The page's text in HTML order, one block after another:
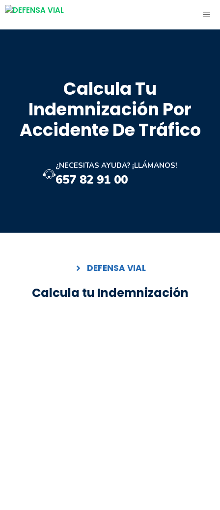
Saltar
contenido
Calcula Tu
Indemnización Por
Accidente De Tráfico
¿NECESITAS AYUDA? ¡LLÁMANOS!
657 82 91 00
DEFENSA VIAL
Calcula tu Indemnización